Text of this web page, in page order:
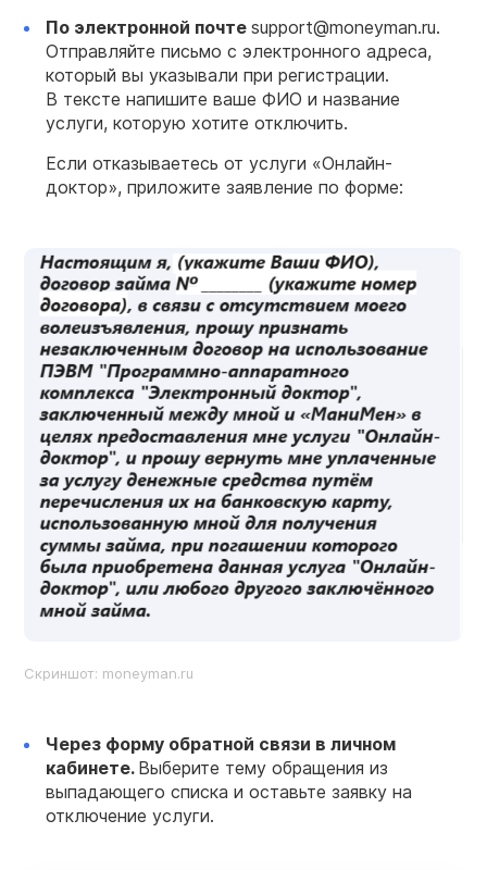
По электронной почте support@moneyman.ru.
Отправляйте письмо с электронного адреса,
который вы указывали при регистрации.
В тексте напишите ваше ФИО и название
услуги, которую хотите отключить.
Если отказываетесь от услуги «Онлайн-
доктор», приложите заявление по форме:
Скриншот: moneyman.ru
Через форму обратной связи в личном
кабинете. Выберите тему обращения из
выпадающего списка и оставьте заявку на
отключение услуги.